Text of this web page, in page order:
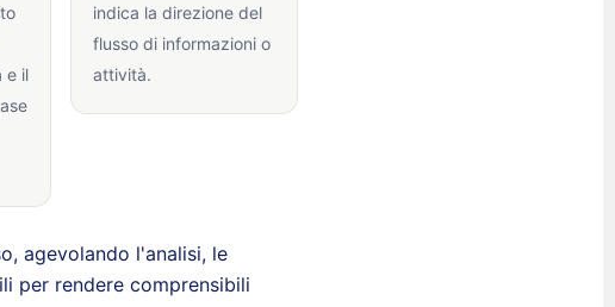
e il
indica la direzione del
flusso di informazioni o
attività.
agevolando l'analisi, le
per rendere comprensibili